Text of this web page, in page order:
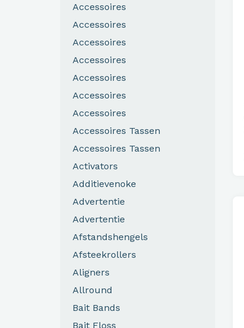
Accessoires
Accessoires
Accessoires
Accessoires
Accessoires
Accessoires
Accessoires
Accessoires Tassen
Accessoires Tassen
Activators
Additievenoke
Advertentie
Advertentie
Afstandshengels
Afsteekrollers
Aligners
Allround
Bait Bands
Bait Floss